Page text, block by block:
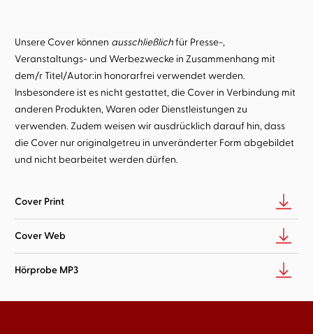
Unsere Cover können ausschließlichfür Presse-,
Veranstaltungs- und Werbezwecke in Zusammenhang mit
dem/r Titel/Autor:in honorarfrei verwendet werden.
Insbesondere ist es nicht gestattet, die Cover in Verbindung mit
anderen Produkten, Waren oder Dienstleistungen zu
verwenden. Zudem weisen wir ausdrücklich darauf hin, dass
die Cover nur originalgetreu in unveränderter Form abgebildet
und nicht bearbeitet werden dürfen.
Cover Print
Cover Web
Hörprobe MP3